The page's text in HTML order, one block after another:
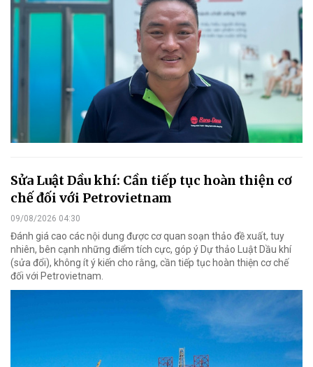
Sửa Luật Dầu khí: Cần tiếp tục hoàn thiện cơ
chế đối với Petrovietnam
09/08/2026 04:30
Đánh giá cao các nội dung được cơ quan soạn thảo đề xuất, tuy
nhiên, bên cạnh những điểm tích cực, góp ý Dự thảo Luật Dầu khí
(sửa đổi), không ít ý kiến cho rằng, cần tiếp tục hoàn thiện cơ chế
đối với Petrovietnam.